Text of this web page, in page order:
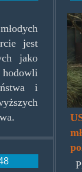
jest
jako
i